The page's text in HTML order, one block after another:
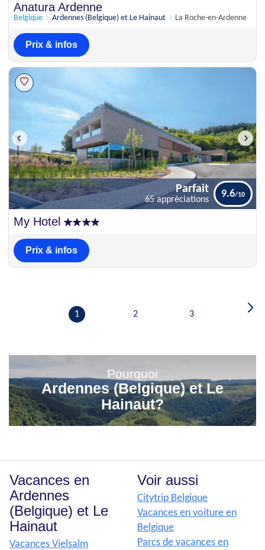
18 appréciations
Anatura Ardenne
Belgique Ardennes (Belgique) et Le Hainaut La Roche-en-Ardenne
Prix & infos
My Hotel
Parfait
65 appréciations
9.6
Prix & infos
1 2 3
Pourquoi
Ardennes (Belgique) et Le
Hainaut?
Vacances en
Ardennes
(Belgique) et Le
Hainaut
Vacances Vielsalm
Voir aussi
Citytrip Belgique
Vacances en voiture en
Belgique
Parcs de vacances en